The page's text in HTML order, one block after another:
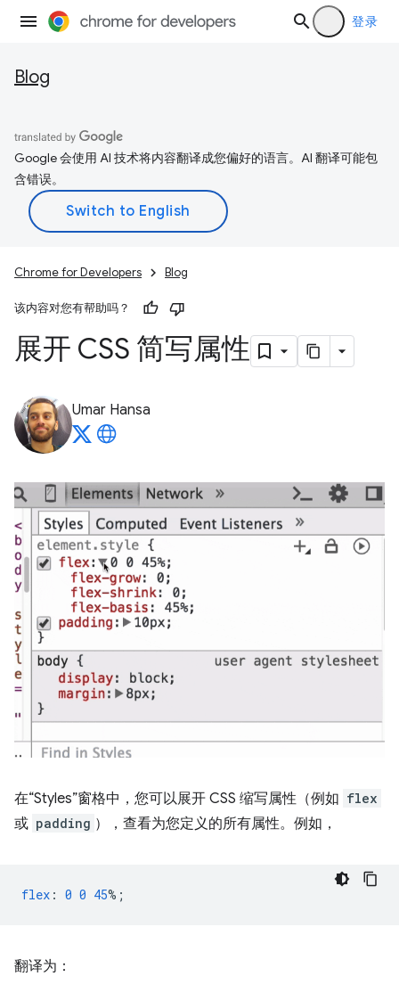
登录
Blog
Google 会使用 AI 技术将内容翻译成您偏好的语言。AI 翻译可能包
含错误。
Chrome for Developers Blog
该内容对您有帮助吗？
展开 CSS 简写属性
Umar Hansa
在“Styles”窗格中，您可以展开 CSS 缩写属性（例如 flex
或 padding ），查看为您定义的所有属性。例如，
flex : 0 0 45%;
翻译为：